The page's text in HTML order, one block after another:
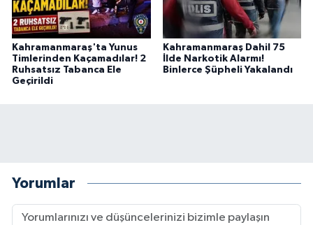
Kahramanmaraş'ta Yunus
Timlerinden Kaçamadılar! 2
Ruhsatsız Tabanca Ele
Geçirildi
Kahramanmaraş Dahil 75
İlde Narkotik Alarmı!
Binlerce Şüpheli Yakalandı
Yorumlar